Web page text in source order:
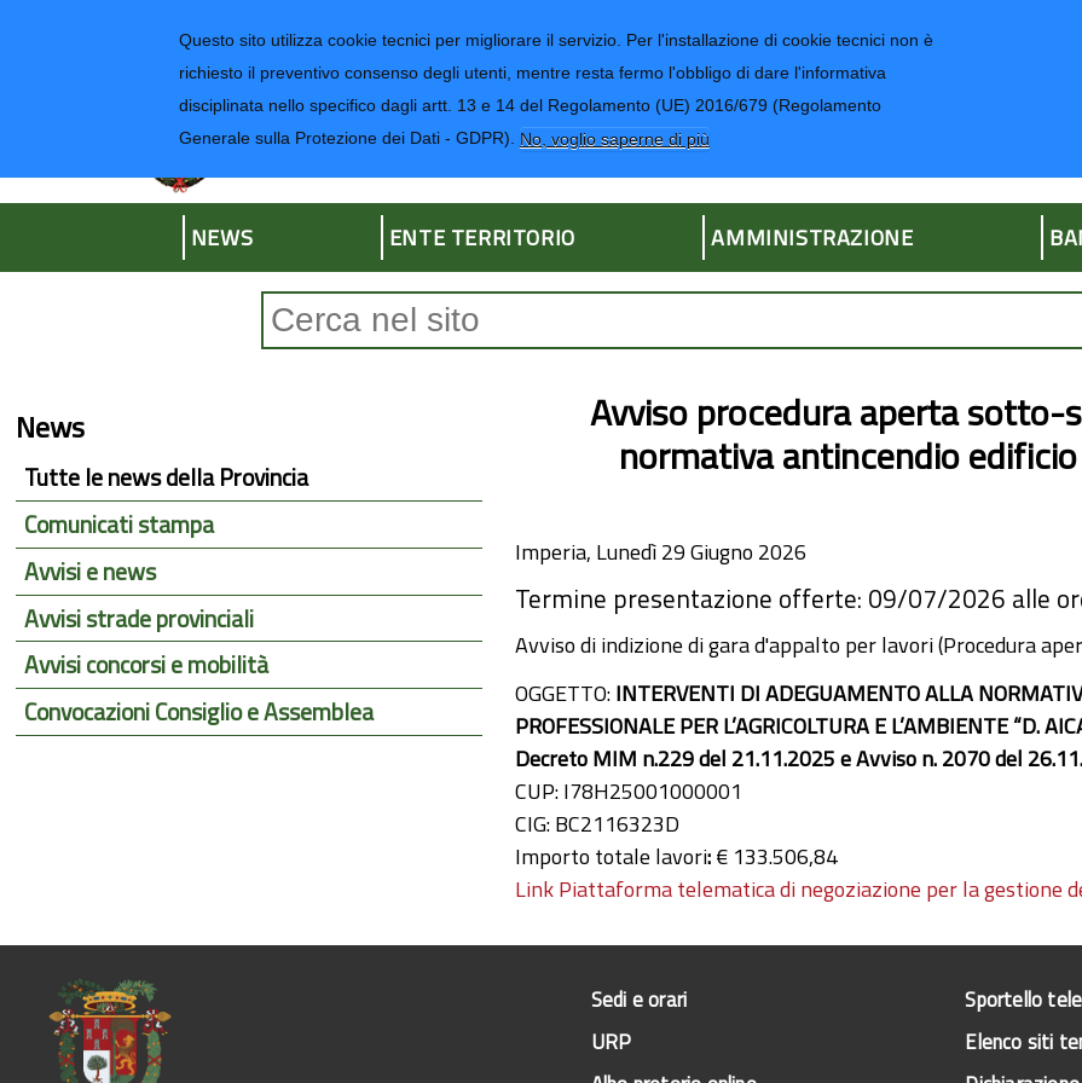
Questo sito utilizza cookie tecnici per migliorare il servizio. Per l'installazione di cookie tecnici non è
richiesto il preventivo consenso degli utenti, mentre resta fermo l'obbligo di dare l'informativa
disciplinata nello specifico dagli artt. 13 e 14 del Regolamento (UE) 2016/679 (Regolamento
Generale sulla Protezione dei Dati - GDPR). No, voglio saperne di più
Regione Liguria
Provincia di Imperia
NEWS ENTE TERRITORIO AMMINISTRAZIONE
Avviso procedura aperta sotto-
normativa antincendio
Imperia, Lunedì 29 Giugno 2026
Termine presentazione offerte: 09/07/2026 alle
Avviso di indizione di gara d'appalto per lavori (Procedura
OGGETTO:INTERVENTI DI ADEGUAMENTO ALLA
PROFESSIONALE PER L’AGRICOLTURA E L’AMBIENTE “D.
Decreto MIM n.229 del 21.11.2025 e Avviso n. 2070 del
CUP: I78H25001000001
CIG: BC2116323D
Importo totale lavori:€ 133.506,84
Link Piattaforma telematica di negoziazione per la gestione
News
Tutte le news della Provincia
Comunicati stampa
Avvisi e news
Avvisi strade provinciali
Avvisi concorsi e mobilità
Convocazioni Consiglio e Assemblea
Sedi e orari
URP
Sportello
Elenco siti